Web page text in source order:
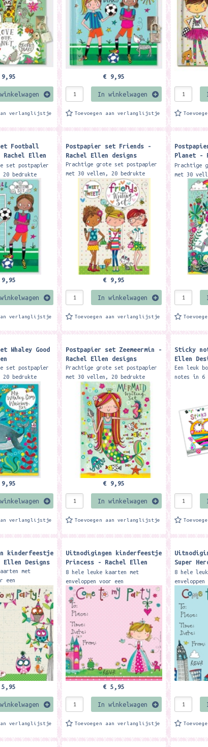
aan verlanglijstje
14,7 cm....
€ 9,95
In winkelwagen
Toevoegen aan verlanglijstje
14,7 cm....
Football
Ellen
set postpapier
bedrukte
stickers.
cm. Merk:
aan verlanglijstje
Postpapier set Friends -
Rachel Ellen designs
Prachtige grote set postpapier
met 30 vellen, 20 bedrukte
enveloppen en stickers.
Formaat: 16 x 22 cm. Merk:
Rachel Ellen designs
€ 9,95
In winkelwagen
Toevoegen aan verlanglijstje
Planet -
Designs
Prachtige
met 30
Formaat:
Rachel
Whaley Good
set postpapier
bedrukte
stickers.
cm. Merk:
aan verlanglijstje
Postpapier set Zeemeermin -
Rachel Ellen designs
Prachtige grote set postpapier
met 30 vellen, 20 bedrukte
enveloppen en stickers.
Formaat: 16 x 22 cm. Merk:
Rachel Ellen designs
€ 9,95
In winkelwagen
Toevoegen aan verlanglijstje
Sticky
Ellen
Een leuk
notes in 6
kinderfeestje
Ellen Designs
met
een
14,9 x
Rachel Ellen
aan verlanglijstje
Uitnodigingen kinderfeestje
Princess - Rachel Ellen
Designs
8 hele leuke kaarten met
enveloppen voor een
kinderfeestje. Formaat: 14,9 x
14,9 cm. Merk: Rachel Ellen
€ 5,95
In winkelwagen
Toevoegen aan verlanglijstje
Super
Designs
8 hele
enveloppen
14,9 cm.